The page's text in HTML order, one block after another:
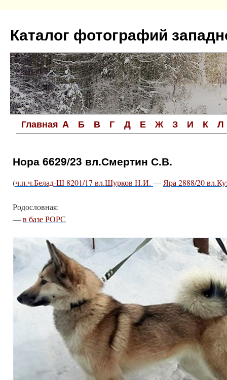
содержимому
Каталог фотографий
Главная A Б В Г Д Е Ж З И К Л
Нора 6629/23 вл.Смертин С.В.
(ч.п.ч.Белад-Ш 8201/17 вл.Шурков Н.И. — Яра 2888/20
Родословная:
—в базе РОРС